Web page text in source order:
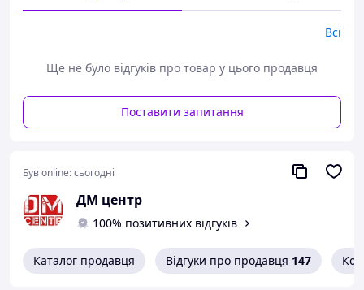
Всі
Ще не було відгуків про товар у цього продавця
Поставити запитання
Був online:сьогодні
ДМ центр
100% позитивних відгуків
Каталог продавця Відгуки про продавця 147